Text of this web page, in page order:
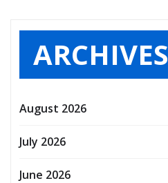
ARCHIVES
August 2026
July 2026
June 2026